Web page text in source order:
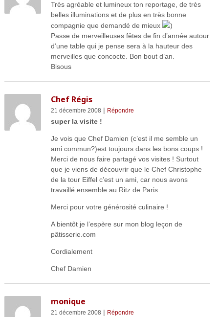
Très agréable et lumineux ton reportage, de très
belles illuminations et de plus en très bonne
compagnie que demandé de mieux
)
Passe de merveilleuses fêtes de fin d’année autour
d’une table qui je pense sera à la hauteur des
merveilles que concocte. Bon bout d’an.
Bisous
Chef Régis
21 décembre 2008 | Répondre
super la visite !
Je vois que Chef Damien (c’est il me semble un
ami commun?)est toujours dans les bons coups !
Merci de nous faire partagé vos visites ! Surtout
que je viens de découvrir que le Chef Christophe
de la tour Eiffel c’est un ami, car nous avons
travaillé ensemble au Ritz de Paris.
Merci pour votre générosité culinaire !
A bientôt je l’espère sur mon blog leçon de
pâtisserie.com
Cordialement
Chef Damien
monique
21 décembre 2008 | Répondre